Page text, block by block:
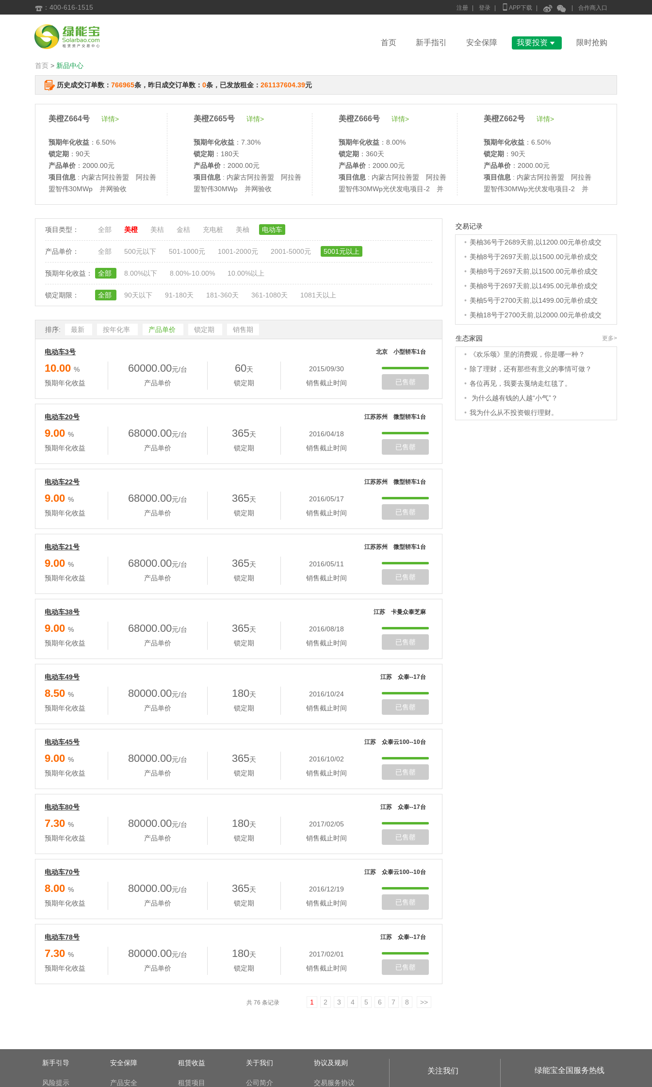
 ：400-616-1515 注册 登录  APP下载   合作商入口
首页 新手指引 安全保障 我要投资  限时抢购
首页 > 新品中心
历史成交订单数： 766965条，昨日成交订单数： 0条，已发放租金： 261137604.39元
美橙Z664号 详情>
预期年化收益 ：6.50%
锁定期 ：90天
产品单价 ：2000.00元
项目信息 : 内蒙古阿拉善盟 阿拉善
盟智伟30MWp 并网验收
美橙Z665号 详情>
预期年化收益 ：7.30%
锁定期 ：180天
产品单价 ：2000.00元
项目信息 : 内蒙古阿拉善盟 阿拉善
盟智伟30MWp 并网验收
美橙Z666号 详情>
预期年化收益 ：8.00%
锁定期 ：360天
产品单价 ：2000.00元
项目信息 : 内蒙古阿拉善盟 阿拉善
盟智伟30MWp光伏发电项目-2 并
美橙Z662号 详情>
预期年化收益 ：6.50%
锁定期 ：90天
产品单价 ：2000.00元
项目信息 : 内蒙古阿拉善盟 阿拉善
盟智伟30MWp光伏发电项目-2 并
项目类型： 全部 美橙 美桔 金桔 充电桩 美柚 电动车
产品单价： 全部 500元以下 501-1000元 1001-2000元 2001-5000元 5001元以上
预期年化收益： 全部 8.00%以下 8.00%-10.00% 10.00%以上
锁定期限： 全部 90天以下 91-180天 181-360天 361-1080天 1081天以上
排序: 最新 按年化率 产品单价 锁定期 销售期
电动车3号 北京 小型轿车1台
10.00 %
预期年化收益
60000.00元/台
产品单价
60天
锁定期
2015/09/30
销售截止时间
已售罄
电动车20号 江苏苏州 微型轿车1台
9.00 %
预期年化收益
68000.00元/台
产品单价
365天
锁定期
2016/04/18
销售截止时间
已售罄
电动车22号 江苏苏州 微型轿车1台
9.00 %
预期年化收益
68000.00元/台
产品单价
365天
锁定期
2016/05/17
销售截止时间
已售罄
电动车21号 江苏苏州 微型轿车1台
9.00 %
预期年化收益
68000.00元/台
产品单价
365天
锁定期
2016/05/11
销售截止时间
已售罄
电动车38号 江苏 卡曼众泰芝麻
9.00 %
预期年化收益
68000.00元/台
产品单价
365天
锁定期
2016/08/18
销售截止时间
已售罄
电动车49号 江苏 众泰--17台
8.50 %
预期年化收益
80000.00元/台
产品单价
180天
锁定期
2016/10/24
销售截止时间
已售罄
电动车45号 江苏 众泰云100--10台
9.00 %
预期年化收益
80000.00元/台
产品单价
365天
锁定期
2016/10/02
销售截止时间
已售罄
电动车80号 江苏 众泰--17台
7.30 %
预期年化收益
80000.00元/台
产品单价
180天
锁定期
2017/02/05
销售截止时间
已售罄
电动车70号 江苏 众泰云100--10台
8.00 %
预期年化收益
80000.00元/台
产品单价
365天
锁定期
2016/12/19
销售截止时间
已售罄
电动车78号 江苏 众泰--17台
7.30 %
预期年化收益
80000.00元/台
产品单价
180天
锁定期
2017/02/01
销售截止时间
已售罄
共 76 条记录 1 2 3 4 5 6 7 8 >>
交易记录
• 美柚40号于2688天前,以1200.00元单价成交
• 美柚36号于2689天前,以1200.00元单价成交
• 美柚8号于2697天前,以1500.00元单价成交
• 美柚8号于2697天前,以1500.00元单价成交
• 美柚8号于2697天前,以1495.00元单价成交
• 美柚5号于2700天前,以1499.00元单价成交
• 美柚18号于2700天前,以2000.00元单价成交
•
美柚3号于2701天前,以1500.00元单价成交
美柚38号于2702天前,以1500.00元单价成交
美柚20号于2715天前,以1495.00元单价成交
美柚38号于2718天前,以1500.00元单价成交
美柚10号于2718天前,以2000.00元单价成交
美柚8号于2720天前,以1490.00元单价成交
生态家园 更多>
•
《欢乐颂》里的消费观，你是哪一种？
• 除了理财，还有那些有意义的事情可做？
• 各位再见，我要去戛纳走红毯了。
•
为什么越有钱的人越“小气”？
• 我为什么从不投资银行理财。
新手引导
风险提示
安全保障
产品安全
租赁收益
租赁项目
关于我们
公司简介
协议及规则
交易服务协议
关注我们 绿能宝全国服务热线